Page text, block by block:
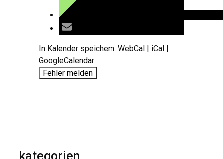
In Kalender speichern: WebCal | iCal |
GoogleCalendar
Fehler melden
kategorien